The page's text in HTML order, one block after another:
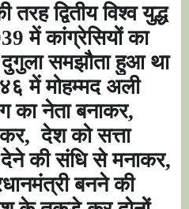
द्वितीय विश्व युद्ध
में कांग्रेसियों का
दुगुला समझौता हुआ था
में मोहम्मद अली
का नेता बनाकर,
कर, देश को सत्ता
देने की संधि से मनाकर,
बनने की